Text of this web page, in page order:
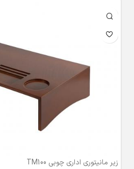
زیر مانیتوری اداری چوبی TM100